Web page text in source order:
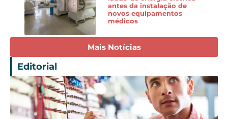
antes da instalação de
novos equipamentos
médicos
Mais Notícias
Editorial